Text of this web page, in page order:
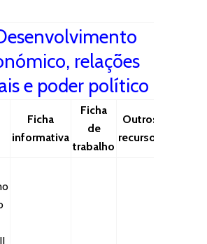
relações
e poder político
Ficha
informativa
Ficha
de
trabalho
Outros
recursos